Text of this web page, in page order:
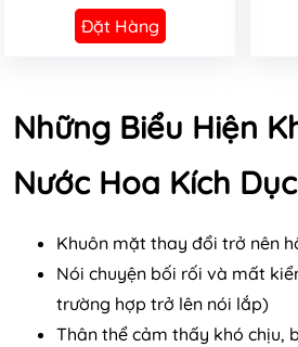
Đặt Hàng
Những Biểu Hiện
Nước Hoa Kích Dục
Khuôn mặt thay đổi trở nên
Nói chuyện bối rối và mất
trường hợp trở lên nói lắp)
Thân thể cảm thấy khó chịu,